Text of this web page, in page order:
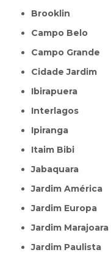
Brooklin
Campo Belo
Campo Grande
Cidade Jardim
Ibirapuera
Interlagos
Ipiranga
Itaim Bibi
Jabaquara
Jardim América
Jardim Europa
Jardim Marajoara
Jardim Paulista